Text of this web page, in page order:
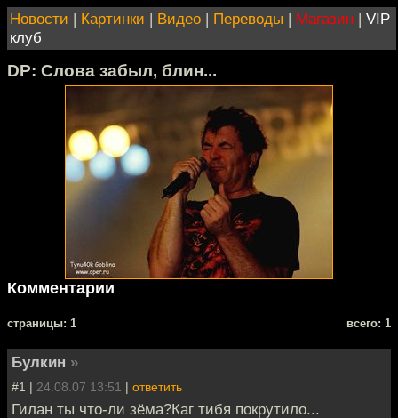
Новости | Картинки | Видео | Переводы | Магазин | VIP
клуб
DP: Слова забыл, блин...
Комментарии
cтраницы: 1 всего: 1
Булкин »
#1 | 24.08.07 13:51 | ответить
Гилан ты что-ли зёма?Каг тибя покрутило...